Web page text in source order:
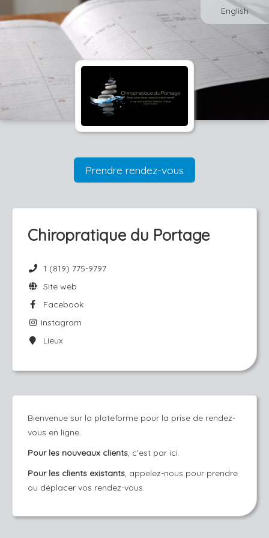
English
Prendre rendez-vous
Chiropratique du Portage
1 (819) 775-9797
Site web
Facebook
Instagram
Lieux
Bienvenue sur la plateforme pour la prise de rendez-
vous en ligne.
Pour les nouveaux clients, c'est par ici.
Pour les clients existants, appelez-nous pour prendre
ou déplacer vos rendez-vous.